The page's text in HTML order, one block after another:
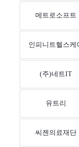
메트로소프트
인피니트헬스케
(주)네트IT
유트리
씨젠의료재단